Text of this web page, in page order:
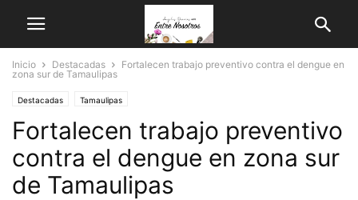
Inicio Destacadas
Fortalecen trabajo preventivo contra el dengue en
zona sur de Tamaulipas
Destacadas Tamaulipas
Fortalecen trabajo preventivo
contra el dengue en zona sur
de Tamaulipas